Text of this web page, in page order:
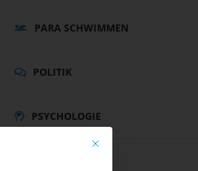
PARA SCHWIMMEN
POLITIK
PSYCHOLOGIE
Mit diesem Button wird